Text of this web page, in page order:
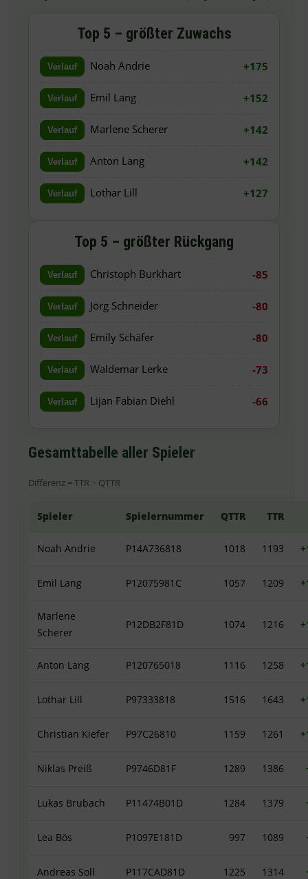
Top 5 – größter Zuwachs
Verlauf Noah Andrie +175
Verlauf Emil Lang +152
Verlauf Marlene Scherer +142
Verlauf Anton Lang +142
Verlauf Lothar Lill +127
Top 5 – größter Rückgang
Verlauf Christoph Burkhart -85
Verlauf Jörg Schneider -80
Verlauf Emily Schäfer -80
Verlauf Waldemar Lerke -73
Verlauf Lijan Fabian Diehl -66
Gesamttabelle aller Spieler
Differenz = TTR − QTTR
Spieler Spielernummer QTTR TTR
Noah Andrie P14A736818 1018 1193
Emil Lang P12075981C 1057 1209
Marlene
Scherer
P12DB2F81D 1074 1216
Anton Lang P120765018 1116 1258
Lothar Lill P97333818 1516 1643
Christian Kiefer P97C26810 1159 1261
Niklas Preiß P9746D81F 1289 1386
Lukas Brubach P11474B01D 1284 1379
Lea Bös P1097E181D 997 1089
Andreas Soll P117CAD81D 1225 1314